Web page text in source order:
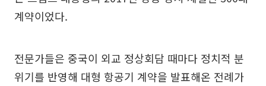
계약이었다.
전문가들은 중국이 외교 정상회담 때마다 정치적 분
위기를 반영해 대형 항공기 계약을 발표해온 전례가